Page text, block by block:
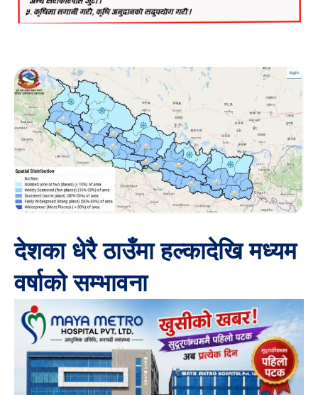
देशका धेरै ठाउँमा हल्कादेखि मध्यम
वर्षाको सम्भावना